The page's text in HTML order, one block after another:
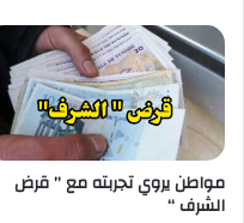
مواطن يروي تجربته مع ” قرض
الشرف “